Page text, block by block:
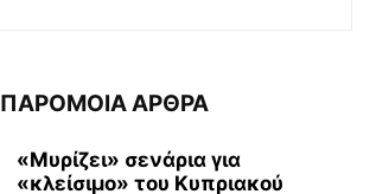
ΠΑΡΟΜΟΙΑ ΑΡΘΡΑ
«Μυρίζει» σενάρια για
«κλείσιμο» του Κυπριακού